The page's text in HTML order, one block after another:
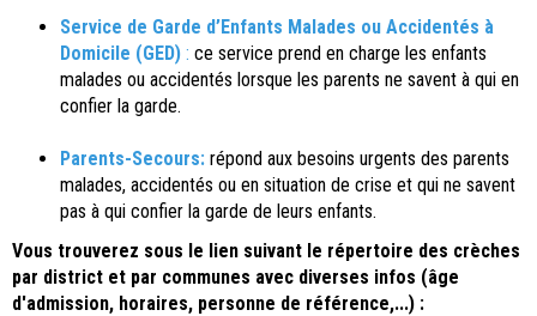
Service de Garde d’Enfants Malades ou Accidentés à
Domicile (GED) : ce service prend en charge les enfants
malades ou accidentés lorsque les parents ne savent à qui en
confier la garde.
Parents-Secours: répond aux besoins urgents des parents
malades, accidentés ou en situation de crise et qui ne savent
pas à qui confier la garde de leurs enfants.
Vous trouverez sous le lien suivant le répertoire des crèches
par district et par communes avec diverses infos (âge
d'admission, horaires, personne de référence,...) :